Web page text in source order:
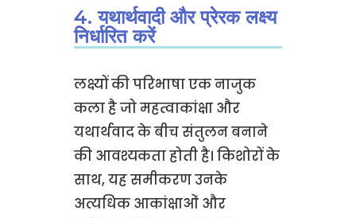
4. यथार्थवादी और प्रेरक लक्ष्य
निर्धारित करें
लक्ष्यों की परिभाषा एक नाजुक
कला है जो महत्वाकांक्षा और
यथार्थवाद के बीच संतुलन बनाने
की आवश्यकता होती है। किशोरों के
साथ, यह समीकरण उनके
अत्यधिक आकांक्षाओं और